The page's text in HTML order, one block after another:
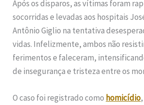
Após os disparos, as vítimas foram
socorridas e levadas aos hospitais
Antônio Giglio na tentativa
vidas. Infelizmente, ambos não
ferimentos e faleceram,
de insegurança e tristeza entre os
O caso foi registrado como homicídio